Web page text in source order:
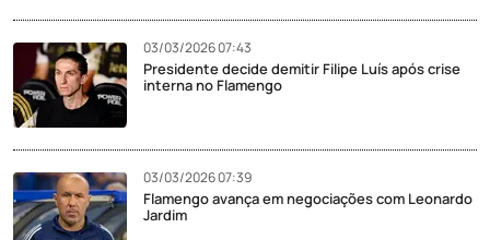
03/03/2026 07:43
Presidente decide demitir Filipe Luís após crise
interna no Flamengo
03/03/2026 07:39
Flamengo avança em negociações com Leonardo
Jardim